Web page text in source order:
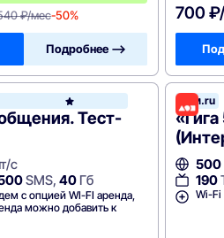
₽/мес-50%
Подробнее —>
700
Тест-
с
SMS, 40Гб
с опцией WI-FI аренда,
можно добавить к
Дом.ru
500
190
Wi-Fi